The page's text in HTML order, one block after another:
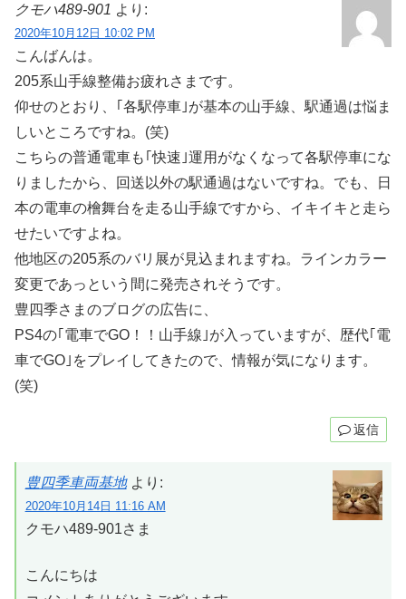
クモハ489-901 より:
2020年10月12日 10:02 PM
こんばんは。
205系山手線整備お疲れさまです。
仰せのとおり、｢各駅停車｣が基本の山手線、駅通過は悩ま
しいところですね。(笑)
こちらの普通電車も｢快速｣運用がなくなって各駅停車にな
りましたから、回送以外の駅通過はないですね。でも、日
本の電車の檜舞台を走る山手線ですから、イキイキと走ら
せたいですよね。
他地区の205系のバリ展が見込まれますね。ラインカラー
変更であっという間に発売されそうです。
豊四季さまのブログの広告に、
PS4の｢電車でGO！！山手線｣が入っていますが、歴代｢電
車でGO｣をプレイしてきたので、情報が気になります。
(笑)
返信
豊四季車両基地 より:
2020年10月14日 11:16 AM
クモハ489-901さま
こんにちは